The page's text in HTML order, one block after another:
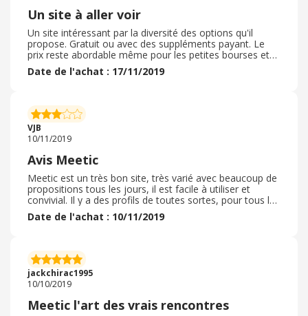
Un site à aller voir
Un site intéressant par la diversité des options qu'il
propose. Gratuit ou avec des suppléments payant. Le
prix reste abordable même pour les petites bourses et
surtout si vous passez pas ebuyclub ! Vous êtes garantie
de faire des rencontres, même amicale, et c'est tout à
bien conçu. La possibilité de supprimer son compte
définitivement ou en "pause" est très apprécié des
utilisateurs. Je vous le recommande :)
Date de l'achat : 17/11/2019
VJB
10/11/2019
Avis Meetic
Meetic est un très bon site, très varié avec beaucoup de
propositions tous les jours, il est facile à utiliser et
convivial. Il y a des profils de toutes sortes, pour tous les
gouts et de toute classe sociale et ages ... . Les
messages sont possibles sans s'engager, on peut
permettent de mieux sélectionner, ce qui est plus difficile
sur un site gratuit où on trouve moins de gens sérieux.
Date de l'achat : 10/11/2019
jackchirac1995
10/10/2019
Meetic l'art des vrais rencontres